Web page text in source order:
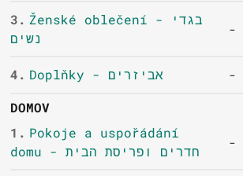
3. Ženské oblečení - בגדי
נשים
-
4. Doplňky - אביזרים -
DOMOV
1. Pokoje a uspořádání
domu - חדרים ופריסת הבית
-